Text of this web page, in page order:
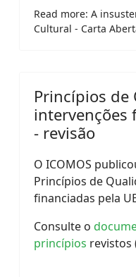
Read more: A
Cultural - Carta
Princípios de
intervenções
- revisão
O ICOMOS
Princípios de
financiadas pela
Consulte o
princípios revistos